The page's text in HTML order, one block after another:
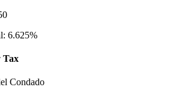
: 6.625%
Tax
Condado